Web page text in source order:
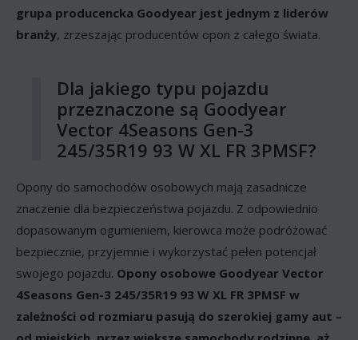
grupa producencka Goodyear jest jednym z liderów
branży, zrzeszając producentów opon z całego świata.
Dla jakiego typu pojazdu
przeznaczone są Goodyear
Vector 4Seasons Gen-3
245/35R19 93 W XL FR 3PMSF?
Opony do samochodów osobowych mają zasadnicze
znaczenie dla bezpieczeństwa pojazdu. Z odpowiednio
dopasowanym ogumieniem, kierowca może podróżować
bezpiecznie, przyjemnie i wykorzystać pełen potencjał
swojego pojazdu. Opony osobowe Goodyear Vector
4Seasons Gen-3 245/35R19 93 W XL FR 3PMSF w
zależności od rozmiaru pasują do szerokiej gamy aut –